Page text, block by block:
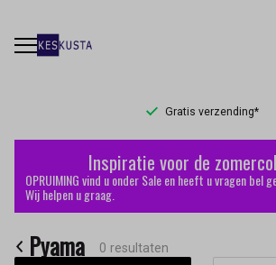
Gratis verzending*
Pyama
Keskusta
Inspiratie voor de
OPRUIMING vind u onder Sale en heeft u vragen bel
Wij helpen u graag.
Pyama 0 resultaten